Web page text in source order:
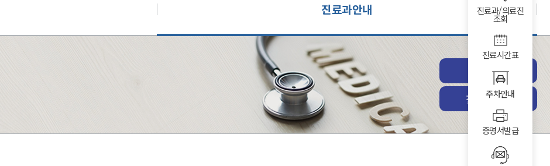
진료과안내
진료예약
전체진료과
진료과/의료진
조회
진료시간표
주차안내
증명서발급